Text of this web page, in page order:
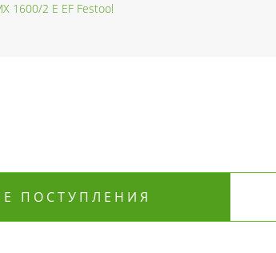
1600/2 E EF Festool
ПОСТУПЛЕНИЯ